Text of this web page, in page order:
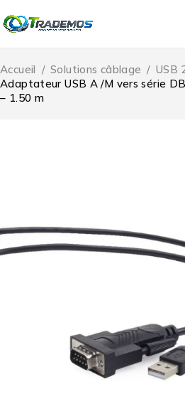
Accueil / Solutions câblage / USB
Adaptateur USB A /M vers série
– 1.50 m